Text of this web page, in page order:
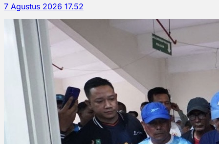
7 Agustus 2026 17.52